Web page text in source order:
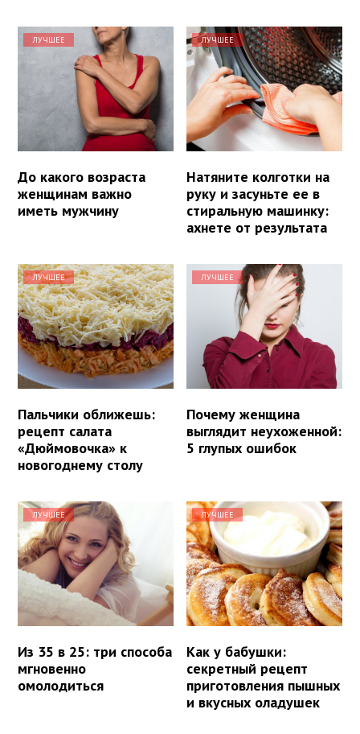
ЛУЧШЕЕ
До какого возраста
женщинам важно
иметь мужчину
ЛУЧШЕЕ
Натяните колготки на
руку и засуньте ее в
стиральную машинку:
ахнете от результата
ЛУЧШЕЕ
Пальчики оближешь:
рецепт салата
«Дюймовочка» к
новогоднему столу
ЛУЧШЕЕ
Почему женщина
выглядит неухоженной:
5 глупых ошибок
ЛУЧШЕЕ
Из 35 в 25: три способа
мгновенно
омолодиться
ЛУЧШЕЕ
Как у бабушки:
секретный рецепт
приготовления пышных
и вкусных оладушек